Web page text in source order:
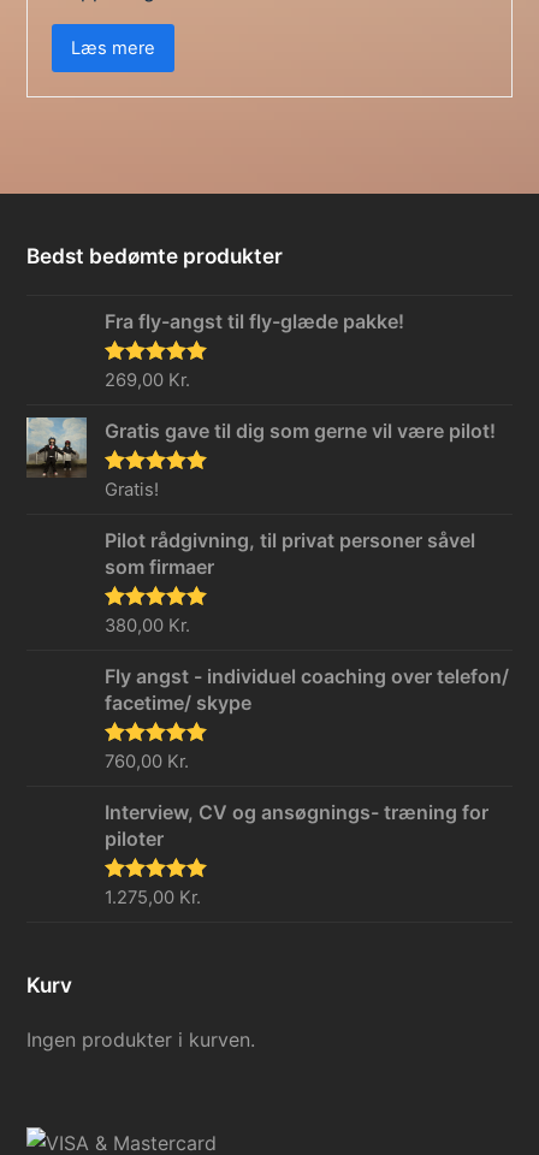
Læs mere
Bedst bedømte produkter
Fra fly-angst til fly-glæde pakke!
Vurderet
269,00 Kr.
Gratis gave til dig som gerne vil være pilot!
Vurderet
Gratis!
Pilot rådgivning, til privat personer såvel
som firmaer
Vurderet
380,00 Kr.
Fly angst - individuel coaching over telefon/
facetime/ skype
Vurderet
760,00 Kr.
Interview, CV og ansøgnings- træning for
piloter
Vurderet
1.275,00 Kr.
Kurv
Ingen produkter i kurven.